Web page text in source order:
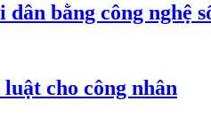
bằng công nghệ
cho công nhân